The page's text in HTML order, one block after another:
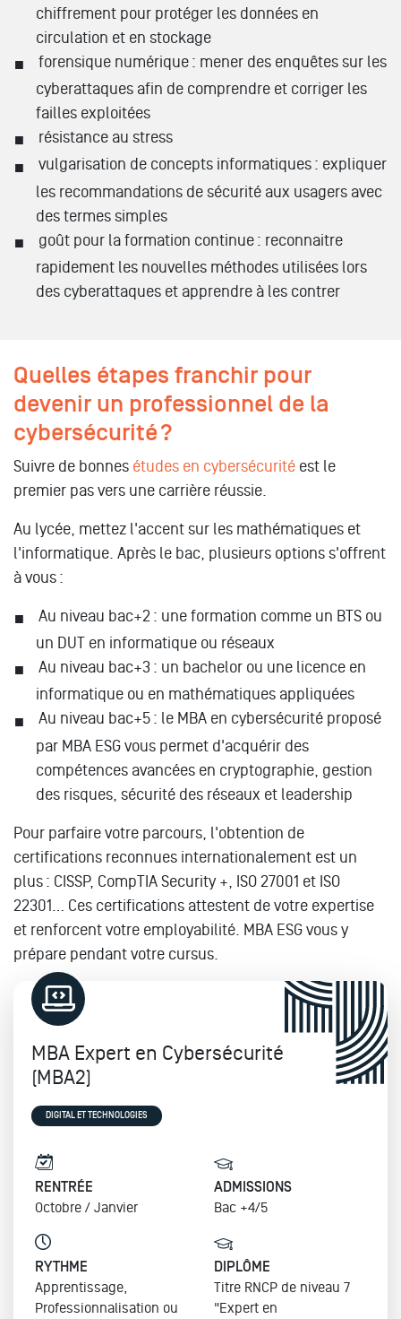
chiffrement pour protéger les données en
circulation et en stockage
forensique numérique : mener des enquêtes sur les
cyberattaques afin de comprendre et corriger les
failles exploitées
résistance au stress
vulgarisation de concepts informatiques : expliquer
les recommandations de sécurité aux usagers avec
des termes simples
goût pour la formation continue : reconnaitre
rapidement les nouvelles méthodes utilisées lors
des cyberattaques et apprendre à les contrer
Quelles étapes franchir pour
devenir un professionnel de la
cybersécurité ?
Suivre de bonnes études en cybersécurité est le
premier pas vers une carrière réussie.
Au lycée, mettez l'accent sur les mathématiques et
l'informatique. Après le bac, plusieurs options s'offrent
à vous :
Au niveau bac+2 : une formation comme un BTS ou
un DUT en informatique ou réseaux
Au niveau bac+3 : un bachelor ou une licence en
informatique ou en mathématiques appliquées
Au niveau bac+5 : le MBA en cybersécurité proposé
par MBA ESG vous permet d'acquérir des
compétences avancées en cryptographie, gestion
des risques, sécurité des réseaux et leadership
Pour parfaire votre parcours, l'obtention de
certifications reconnues internationalement est un
plus : CISSP, CompTIA Security +, ISO 27001 et ISO
22301… Ces certifications attestent de votre expertise
et renforcent votre employabilité. MBA ESG vous y
prépare pendant votre cursus.
MBA Expert en Cybersécurité
(MBA2)
DIGITAL ET TECHNOLOGIES
RENTRÉE
Octobre / Janvier
ADMISSIONS
Bac +4/5
RYTHME
Apprentissage,
Professionnalisation ou
DIPLÔME
Titre RNCP de niveau 7
"Expert en